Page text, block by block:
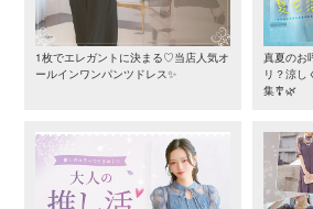
1枚でエレガントに決まる♡当店人気オ
ールインワンパンツドレス✨
真夏のお
リ？涼し
集🎐🌿